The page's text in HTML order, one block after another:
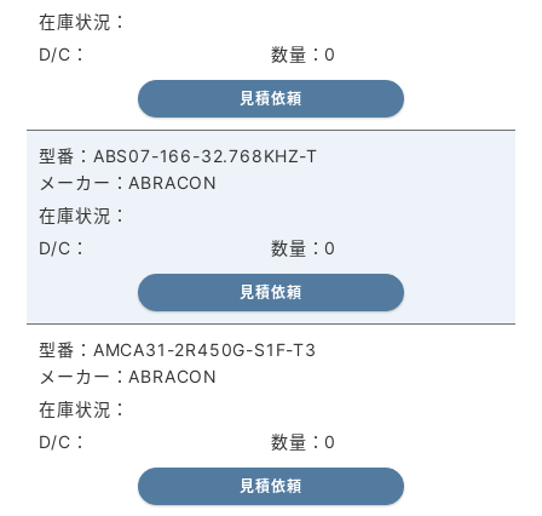
0
見積依頼
ABS07-166-32.768KHZ-T
ABRACON
0
見積依頼
AMCA31-2R450G-S1F-T3
ABRACON
0
見積依頼